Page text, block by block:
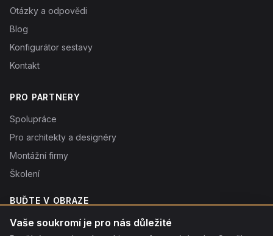
Otázky a odpovědi
Blog
Konfigurátor sestavy
Kontakt
PRO PARTNERY
Spolupráce
Pro architekty a designéry
Montážní firmy
Školení
BUĎTE V OBRAZE
Novinky o produktech, tipy a slevy. Typicky 1× týdně.
Vaše soukromí je pro nás důležité